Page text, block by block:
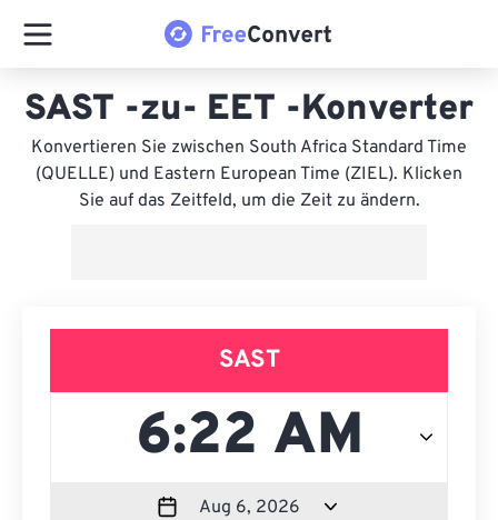
SAST -zu- EET -Konverter
Konvertieren Sie zwischen South Africa Standard Time
(QUELLE) und Eastern European Time (ZIEL). Klicken
Sie auf das Zeitfeld, um die Zeit zu ändern.
SAST